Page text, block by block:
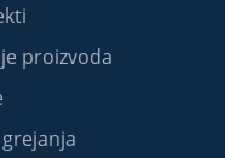
proizvoda